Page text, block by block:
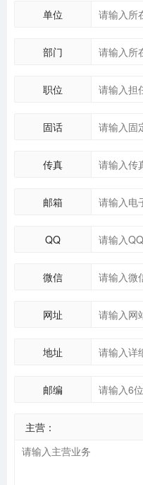
单位
部门
职位
固话
传真
邮箱
QQ
微信
网址
地址
邮编
主营：